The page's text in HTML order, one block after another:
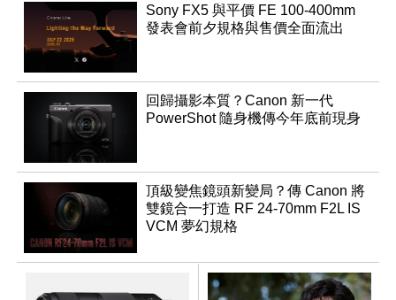
Sony FX5 與平價 FE 100-400mm
發表會前夕規格與售價全面流出
回歸攝影本質？Canon 新一代
PowerShot 隨身機傳今年底前現身
頂級變焦鏡頭新變局？傳 Canon 將
雙鏡合一打造 RF 24-70mm F2L IS
VCM 夢幻規格